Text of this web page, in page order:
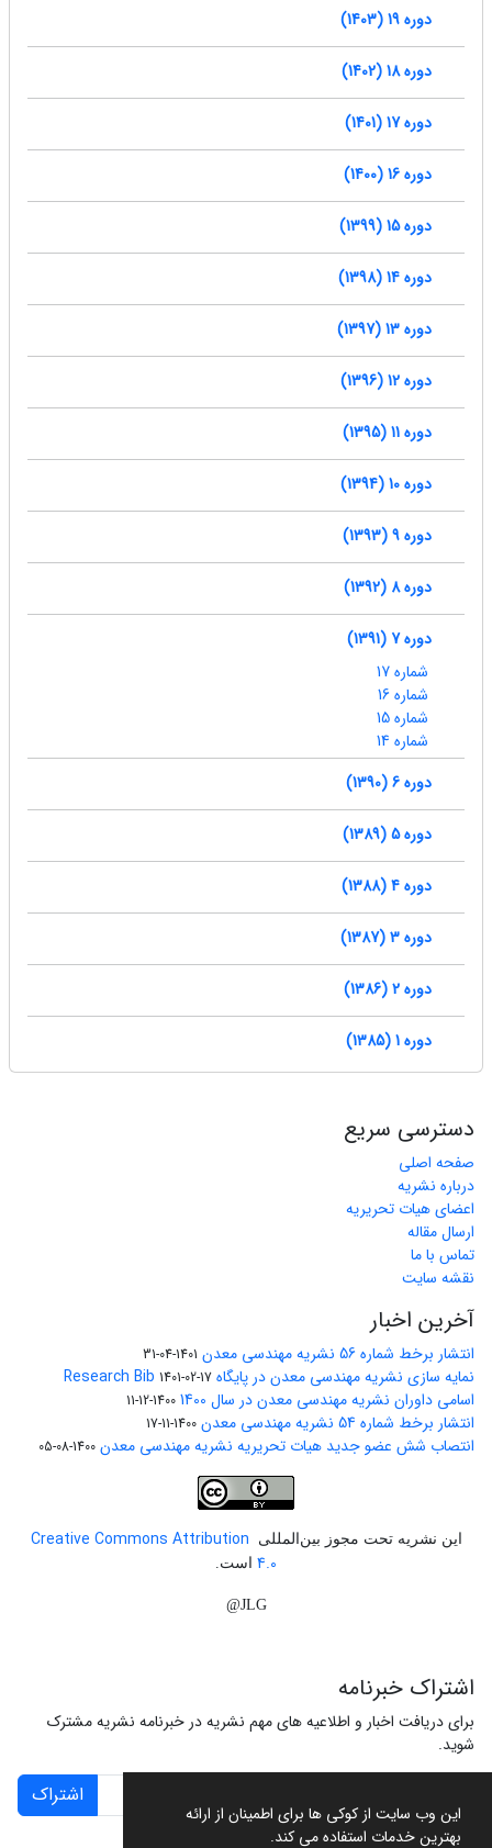
این وب سایت از کوکی ها برای اطمینان از ارائه
بهترین خدمات استفاده می کند.
دوره 19 (1403)
دوره 18 (1402)
دوره 17 (1401)
دوره 16 (1400)
دوره 15 (1399)
دوره 14 (1398)
دوره 13 (1397)
دوره 12 (1396)
دوره 11 (1395)
دوره 10 (1394)
دوره 9 (1393)
دوره 8 (1392)
دوره 7 (1391)
شماره 17
شماره 16
شماره 15
شماره 14
دوره 6 (1390)
دوره 5 (1389)
دوره 4 (1388)
دوره 3 (1387)
دوره 2 (1386)
دوره 1 (1385)
دسترسی سریع
صفحه اصلی
درباره نشریه
اعضای هیات تحریریه
ارسال مقاله
تماس با ما
نقشه سایت
آخرین اخبار
انتشار برخط شماره 56 نشریه مهندسی معدن 1401-04-31
نمایه سازی نشریه مهندسی معدن در پایگاه Research Bib 1401-02-17
اسامی داوران نشریه مهندسی معدن در سال 1400 1400-12-11
انتشار برخط شماره 54 نشریه مهندسی معدن 1400-11-17
انتصاب شش عضو جدید هیات تحریریه نشریه مهندسی معدن 1400-08-05
این نشریه تحت مجوز بین‌المللی
Creative Commons Attribution
4.0 است.
JLG@
اشتراک خبرنامه
برای دریافت اخبار و اطلاعیه های مهم نشریه در خبرنامه نشریه مشترک
شوید.
اشتراک